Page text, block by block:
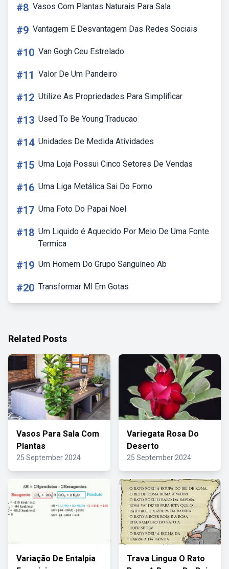
#8 Vasos Com Plantas Naturais Para Sala
#9 Vantagem E Desvantagem Das Redes Sociais
#10 Van Gogh Ceu Estrelado
#11 Valor De Um Pandeiro
#12 Utilize As Propriedades Para Simplificar
#13 Used To Be Young Traducao
#14 Unidades De Medida Atividades
#15 Uma Loja Possui Cinco Setores De Vendas
#16 Uma Liga Metálica Sai Do Forno
#17 Uma Foto Do Papai Noel
#18 Um Liquido é Aquecido Por Meio De Uma Fonte
Termica
#19 Um Homem Do Grupo Sanguíneo Ab
#20 Transformar Ml Em Gotas
Related Posts
Vasos Para Sala Com
Plantas
25 September 2024
Variegata Rosa Do
Deserto
25 September 2024
Variação De Entalpia
Trava Lingua O Rato